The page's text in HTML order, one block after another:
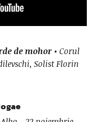
de mohor • Corul
Solist Florin